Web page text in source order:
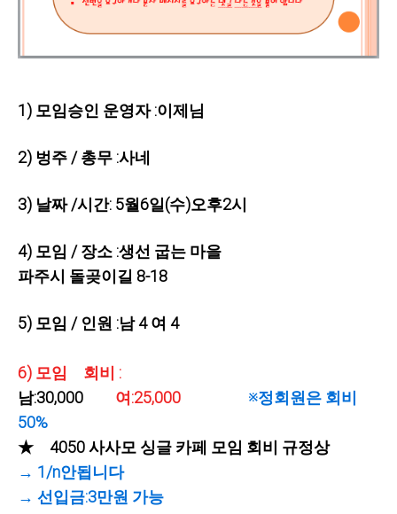
1) 모임승인 운영자 :이제님
2) 벙주 / 총무 :사네
3) 날짜 /시간: 5월6일(수)오후2시
4) 모임 / 장소 :생선 굽는 마을
파주시 돌곶이길 8-18
5) 모임 / 인원 :남 4 여 4
6) 모임 회비 :
남:30,000 여:25,000
※정회원은 회비
50%
★ 4050 사사모 싱글 카페 모임 회비 규정상
→ 1/n안됩니다
→ 선입금:3만원 가능